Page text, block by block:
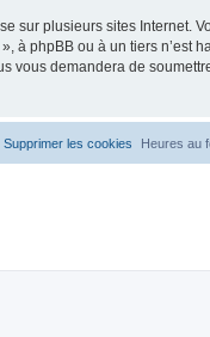
sur plusieurs sites Internet.
à phpBB ou à un tiers n’est
vous demandera de
Heures au
Supprimer les cookies